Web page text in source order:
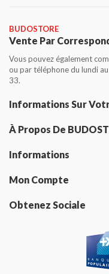
BUDOSTORE
Vente Par
Vous pouvez également
ou par téléphone du lundi
33.
Informations Sur
À Propos De
Informations
Mon Compte
Obtenez Sociale